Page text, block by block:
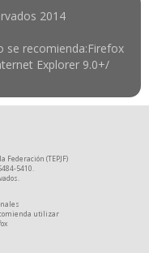
2014
se recomienda:Firefox
Explorer 9.0+/
Federación (TEPJF)
5410.
utilizar